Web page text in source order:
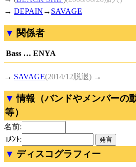
→ DEPAIN → SAVAGE
関係者
Bass … ENYA
→ SAVAGE(2014/12脱退) →
情報（バンドやメンバーの
等）
名前:
ｺﾒﾝﾄ:
ディスコグラフィー